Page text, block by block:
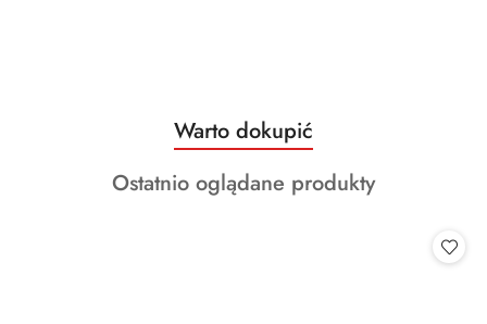
Pomiń karuzelę produktów
Produkty
o
statusie:
Warto dokupić
Produkty
Ostatnio oglądane produkty